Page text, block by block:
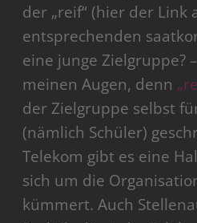
der „reif“ (hier der Link
entsprechenden
eine junge Zielgruppe?
meinen Augen, denn
der Zielgruppe selbst
(nämlich Schüler)
Telekom gibt es eine
sich um die
kümmert. Auch